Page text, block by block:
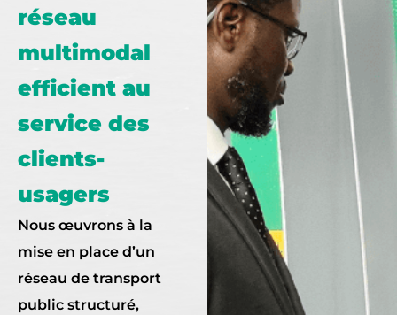
réseau
multimodal
efficient au
service des
clients-
usagers
Nous œuvrons à la
mise en place d’un
réseau de transport
public structuré,